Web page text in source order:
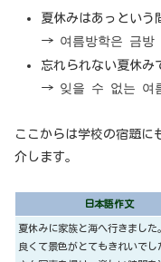
夏休みはあっという
→ 여름방학은 금방
忘れられない夏休み
→ 잊을 수 없는 여
ここからは学校の宿題に
介します。
日本語作文
夏休みに家族と海へ行きました
良くて景色がとてもきれいでし